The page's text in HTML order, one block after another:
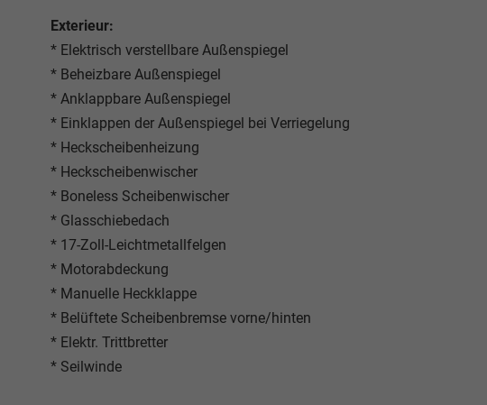
Exterieur:
* Elektrisch verstellbare Außenspiegel
* Beheizbare Außenspiegel
* Anklappbare Außenspiegel
* Einklappen der Außenspiegel bei Verriegelung
* Heckscheibenheizung
* Heckscheibenwischer
* Boneless Scheibenwischer
* Glasschiebedach
* 17-Zoll-Leichtmetallfelgen
* Motorabdeckung
* Manuelle Heckklappe
* Belüftete Scheibenbremse vorne/hinten
* Elektr. Trittbretter
* Seilwinde